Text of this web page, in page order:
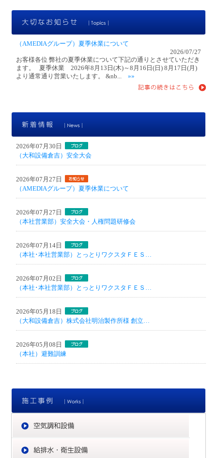
（AMEDIAグループ）夏季休業について
2026/07/27
お客様各位 弊社の夏季休業について下記の通りとさせていただき
ます。 夏季休業 2026年8月13日(木)～8月16日(日) 8月17日(月)
より通常通り営業いたします。 &nb...»»
2026年07月30日
（大和設備倉吉）安全大会
2026年07月27日
（AMEDIAグループ）夏季休業について
2026年07月27日
（本社営業部）安全大会・人権問題研修会
2026年07月14日
（本社･本社営業部）とっとりワクスタＦＥＳ…
2026年07月02日
（本社･本社営業部）とっとりワクスタＦＥＳ…
2026年05月18日
（大和設備倉吉）株式会社明治製作所様 創立…
2026年05月08日
（本社）避難訓練